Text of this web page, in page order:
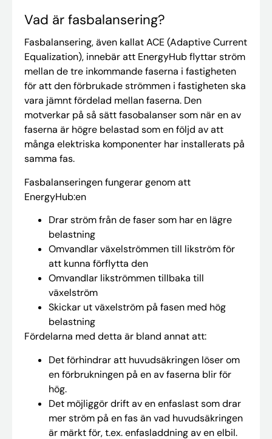
Vad är fasbalansering?
Fasbalansering, även kallat ACE (Adaptive Current
Equalization), innebär att EnergyHub flyttar ström
mellan de tre inkommande faserna i fastigheten
för att den förbrukade strömmen i fastigheten ska
vara jämnt fördelad mellan faserna. Den
motverkar på så sätt fasobalanser som när en av
faserna är högre belastad som en följd av att
många elektriska komponenter har installerats på
samma fas.
Fasbalanseringen fungerar genom att
EnergyHub:en
Drar ström från de faser som har en lägre
belastning
Omvandlar växelströmmen till likström för
att kunna förflytta den
Omvandlar likströmmen tillbaka till
växelström
Skickar ut växelström på fasen med hög
belastning
Fördelarna med detta är bland annat att:
Det förhindrar att huvudsäkringen löser om
en förbrukningen på en av faserna blir för
hög.
Det möjliggör drift av en enfaslast som drar
mer ström på en fas än vad huvudsäkringen
är märkt för, t.ex. enfasladdning av en elbil.